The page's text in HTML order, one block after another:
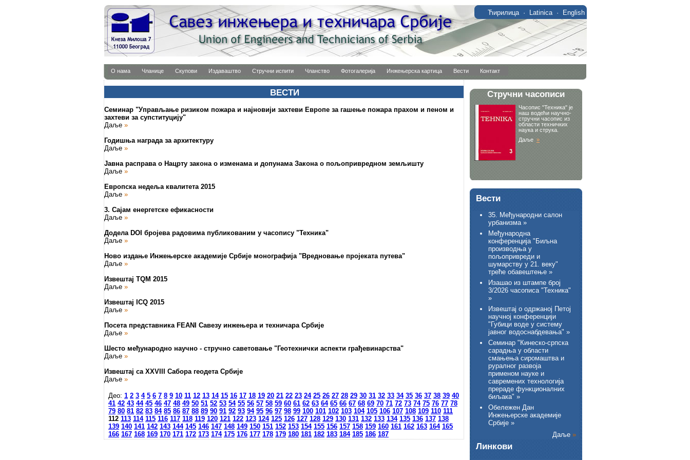
Ћирилица· Latinica· English
О нама Чланице Скупови Издаваштво Стручни испити Чланство Фотогалерија Инжењерска картица Вести Контакт
ВЕСТИ
Семинар "Управљање ризиком пожара и најновији захтеви Европе за гашење пожара прахом и пеном и
захтеви за супституцију"
Даље »
Годишња награда за архитектуру
Даље »
Јавна расправа о Нацрту закона о изменама и допунама Закона о пољопривредном земљишту
Даље »
Европска недеља квалитета 2015
Даље »
3. Сајам енергетске ефикасности
Даље »
Додела DOI бројева радовима публикованим у часопису "Техника"
Даље »
Ново издање Инжењерске академије Србије монографија "Вредновање пројеката путева"
Даље »
Извештај TQM 2015
Даље »
Извештај ICQ 2015
Даље »
Посета представника FEANI Савезу инжењера и техничара Србије
Даље »
Шесто међународно научно - стручно саветовање "Геотехнички аспекти грађевинарства"
Даље »
Извештај са XXVIII Сабора геодета Србије
Даље »
Део: 1 2 3 4 5 6 7 8 9 10 11 12 13 14 15 16 17 18 19 20 21 22 23 24 25 26 27 28 29 30 31 32 33 34 35 36 37 38 39 40
41 42 43 44 45 46 47 48 49 50 51 52 53 54 55 56 57 58 59 60 61 62 63 64 65 66 67 68 69 70 71 72 73 74 75 76 77 78
79 80 81 82 83 84 85 86 87 88 89 90 91 92 93 94 95 96 97 98 99 100 101 102 103 104 105 106 107 108 109 110 111
112 113 114 115 116 117 118 119 120 121 122 123 124 125 126 127 128 129 130 131 132 133 134 135 136 137 138
139 140 141 142 143 144 145 146 147 148 149 150 151 152 153 154 155 156 157 158 159 160 161 162 163 164 165
166 167 168 169 170 171 172 173 174 175 176 177 178 179 180 181 182 183 184 185 186 187
Вести
35. Међународни салон
урбанизма »
Међународна
конференција "Биљна
производња у
пољопривреди и
шумарству у 21. веку"
треће обавештење »
Изашао из штампе број
3/2026 часописа "Техника"
»
Извештај о одржаној Петој
научној конференцији
"Губици воде у систему
јавног водоснабдевања" »
Семинар "Кинеско-српска
сарадња у области
смањења сиромаштва и
руралног развоја
применом науке и
савремених технологија
прераде функционалних
биљака" »
Обележен Дан
Инжењерске академије
Србије »
Даље »
Линкови